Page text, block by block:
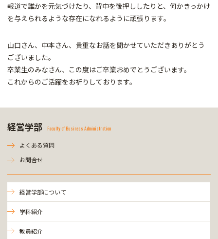
報道で誰かを元気づけたり、背中を後押ししたりと、何かきっかけ
を与えられるような存在になれるように頑張ります。
山口さん、中本さん、貴重なお話を聞かせていただきありがとう
ございました。
卒業生のみなさん、この度はご卒業おめでとうございます。
これからのご活躍をお祈りしております。
経営学部 Faculty of Business Administration
よくある質問
お問合せ
経営学部について
学科紹介
教員紹介